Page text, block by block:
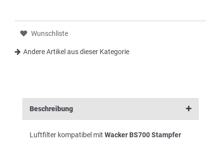
Wunschliste
Andere Artikel aus dieser Kategorie
Beschreibung
Luftfilter kompatibel mit Wacker BS700 Stampfer